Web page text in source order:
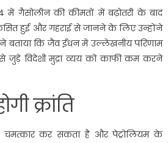
गैसोलीन की कीमतों में बढ़ोतरी के बाद
हुई और गहराई से जानने के लिए उन्होंने
बताया कि जैव ईंधन में उल्लेखनीय परिणाम
जुड़े विदेशी मुद्रा व्यय को काफी कम करने
क्रांति
कर सकता है और पेट्रोलियम के